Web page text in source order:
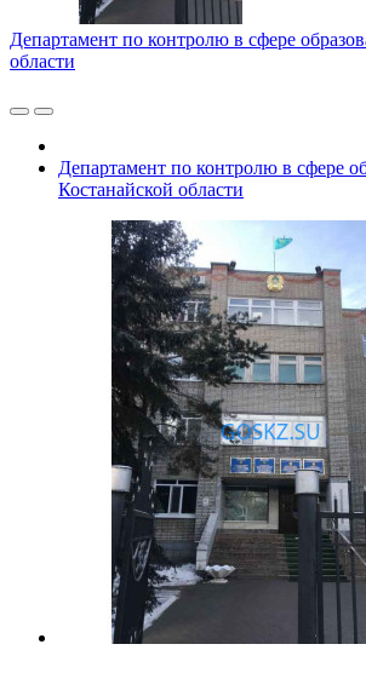
Департамент по контролю в сфере
области
Департамент по контролю в сфере
Костанайской области